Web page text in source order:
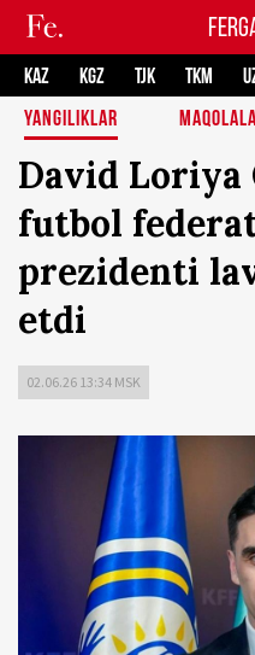
KAZ KGZ TJK TKM
YANGILIKLAR
David Loriya
futbol
prezidenti
etdi
02.06.26 13:34 MSK